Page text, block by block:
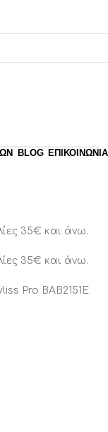
BLOG ΕΠΙΚΟΙΝΩΝΙΑ
35€ και άνω.
35€ και άνω.
Pro BAB2151E